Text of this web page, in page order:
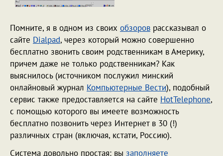
Помните, я в одном из своих обзоров рассказывал о
сайте Dialpad, через который можно совершенно
бесплатно звонить своим родственникам в Америку,
причем даже не только родственникам? Как
выяснилось (источником послужил минский
онлайновый журнал Компьютерные Вести), подобный
сервис также предоставляется на сайте HotTelephone,
с помощью которого вы имеете возможность
бесплатно позвонить через Интернет в 30 (!)
различных стран (включая, кстати, Россию).
Система довольно простая: вы заполняете